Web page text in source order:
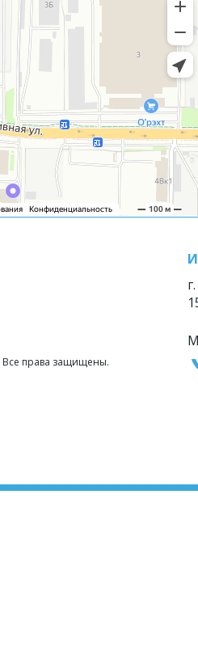
права защищены.